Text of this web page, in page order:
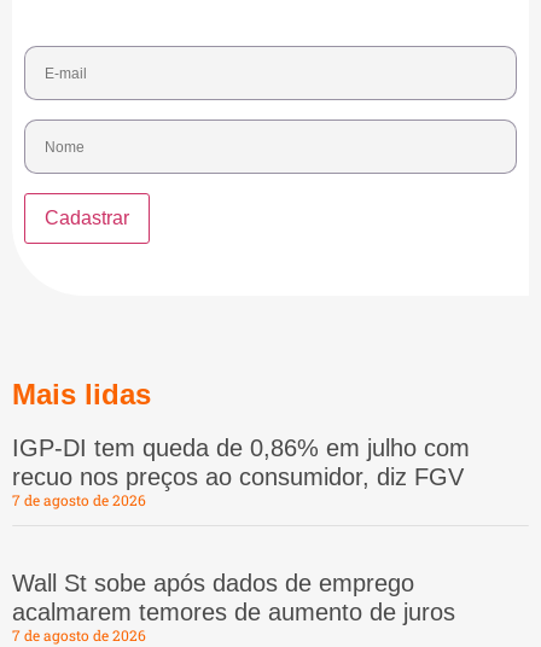
Mais lidas
IGP-DI tem queda de 0,86% em julho com
recuo nos preços ao consumidor, diz FGV
7 de agosto de 2026
Wall St sobe após dados de emprego
acalmarem temores de aumento de juros
7 de agosto de 2026